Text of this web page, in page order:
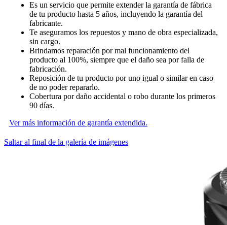
Es un servicio que permite extender la garantía de fábrica
de tu producto hasta 5 años, incluyendo la garantía del
fabricante.
Te aseguramos los repuestos y mano de obra especializada,
sin cargo.
Brindamos reparación por mal funcionamiento del
producto al 100%, siempre que el daño sea por falla de
fabricación.
Reposición de tu producto por uno igual o similar en caso
de no poder repararlo.
Cobertura por daño accidental o robo durante los primeros
90 días.
Ver más información de garantía extendida.
Saltar al final de la galería de imágenes